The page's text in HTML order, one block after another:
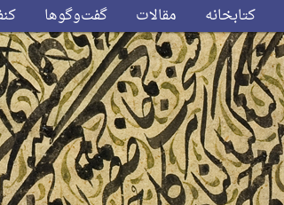
کتابخانه مقالات گفت‌وگوها